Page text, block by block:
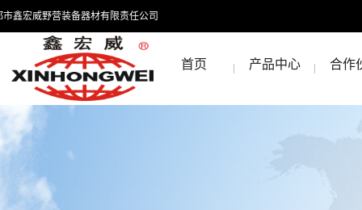
市鑫宏威野营装备器材有限责任公司
首页 产品中心 合作